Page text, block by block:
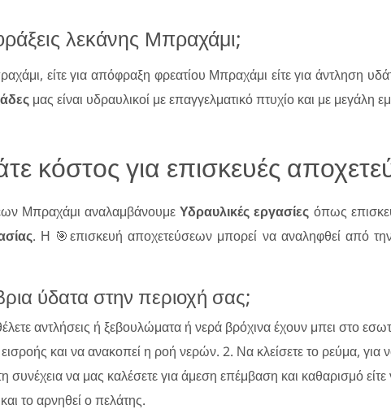
λεκάνης Μπραχάμι;
είτε για απόφραξη φρεατίου Μπραχάμι είτε για άντληση
μας είναι υδραυλικοί με επαγγελματικό πτυχίο και με μεγάλη
κόστος για επισκευές
Μπραχάμι αναλαμβάνουμεΥδραυλικές εργασίες όπως
. Η 🎯επισκευή αποχετεύσεων μπορεί να αναληφθεί από την
ύδατα στην περιοχή σας;
αντλήσεις ή ξεβουλώματα ή νερά βρόχινα έχουν μπει στο
και να ανακοπεί η ροή νερών. 2. Να κλείσετε το ρεύμα,
συνέχεια να μας καλέσετε για άμεση επέμβαση και καθαρισμό
το αρνηθεί ο πελάτης.